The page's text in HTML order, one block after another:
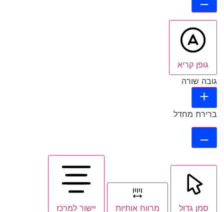
גופן קריא
גובה שורה
ברירת מחדל
סמן גדול מרווח אותיות יישור למרכז